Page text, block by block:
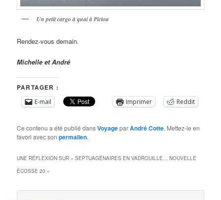
Un petit cargo à quai à Pictou
Rendez-vous demain.
Michelle et André
PARTAGER :
E-mail Imprimer Reddit
Ce contenu a été publié dansVoyageparAndré Cotte. Mettez-le en
favori avec sonpermalien.
UNE RÉFLEXION SUR «SEPTUAGÉNAIRES EN VADROUILLE… NOUVELLE
ÉCOSSE 20 »